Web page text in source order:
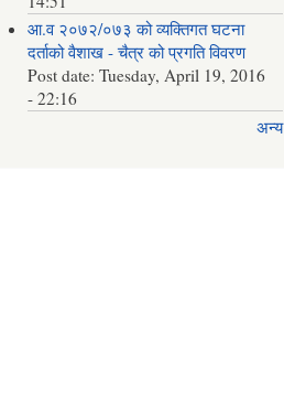
आ.व २०७२/०७३ को व्यक्तिगत घटना
दर्ताको वैशाख - चैत्र को प्रगति विवरण
Post date:Tuesday, April 19, 2016
- 22:16
अन्य